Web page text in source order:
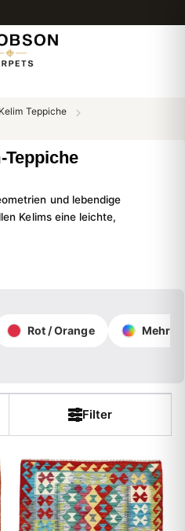
Kelim Teppiche
Teppiche
und lebendige
Kelims eine leichte,
Rot / Orange
Filter